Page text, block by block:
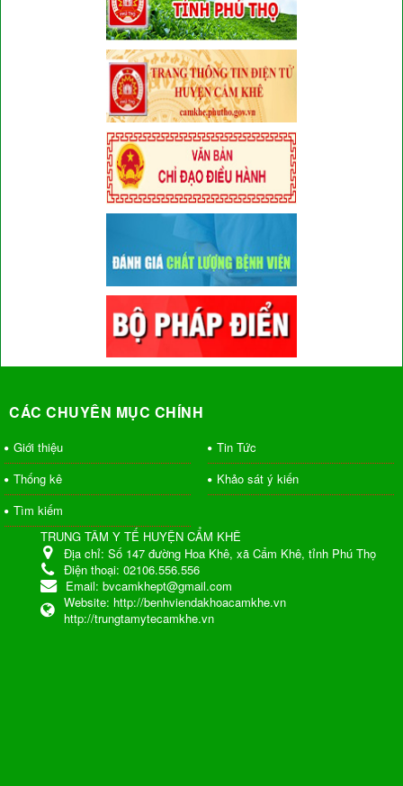
CÁC CHUYÊN MỤC CHÍNH
Giới thiệu
Tin Tức
Thống kê
Khảo sát ý kiến
Tìm kiếm
TRUNG TÂM Y TẾ HUYỆN CẨM KHÊ
Địa chỉ: Số 147 đường Hoa Khê, xã Cẩm Khê, tỉnh Phú Thọ
Điện thoại: 02106.556.556
Email: bvcamkhept@gmail.com
Website: http://benhviendakhoacamkhe.vn
http://trungtamytecamkhe.vn